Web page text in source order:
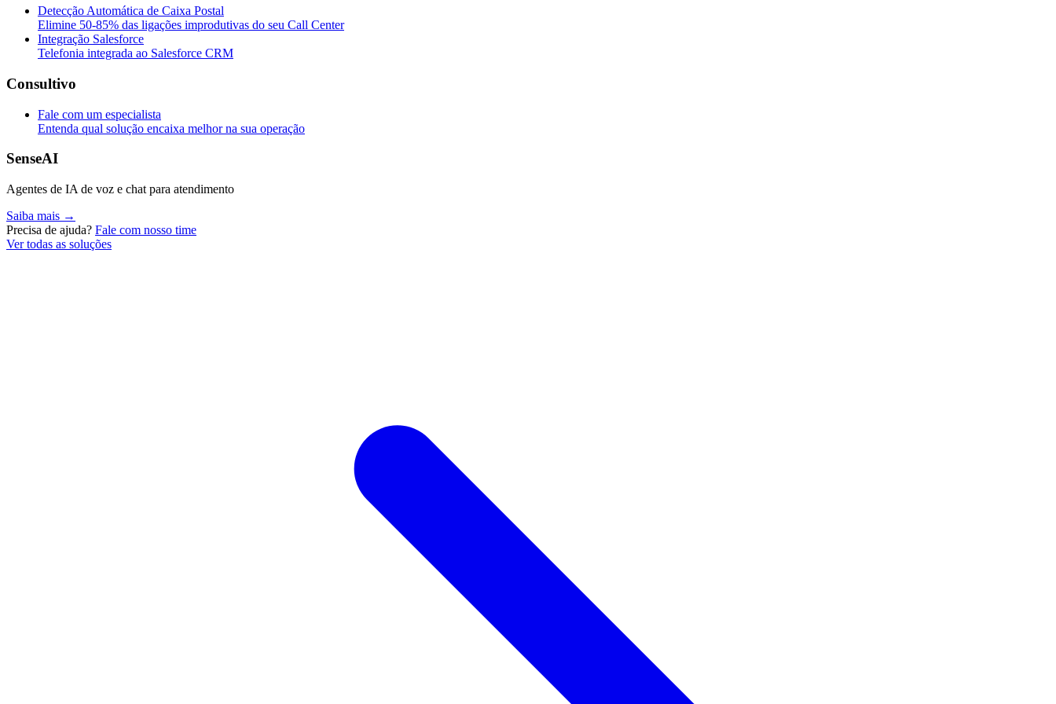
Detecção Automática de Caixa Postal
Elimine 50-85% das ligações improdutivas do seu Call Center
Integração Salesforce
Telefonia integrada ao Salesforce CRM
Consultivo
Fale com um especialista
Entenda qual solução encaixa melhor na sua operação
SenseAI
Agentes de IA de voz e chat para atendimento
Saiba mais →
Precisa de ajuda? Fale com nosso time
Ver todas as soluções